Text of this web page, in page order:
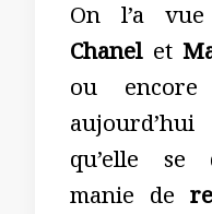
On l’a
Chanelet
ou
aujourd’hui
qu’elle se
manie de